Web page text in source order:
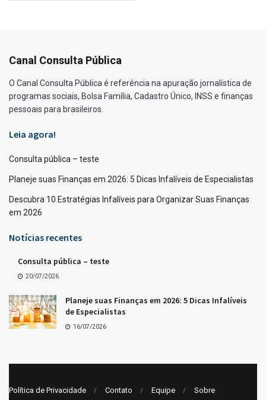
Canal Consulta Pública
O Canal Consulta Pública é referência na apuração jornalística de
programas sociais, Bolsa Família, Cadastro Único, INSS e finanças
pessoais para brasileiros.
Leia agora!
Consulta pública – teste
Planeje suas Finanças em 2026: 5 Dicas Infalíveis de Especialistas
Descubra 10 Estratégias Infalíveis para Organizar Suas Finanças
em 2026
Notícias recentes
Consulta pública – teste
20/07/2026
Planeje suas Finanças em 2026: 5 Dicas Infalíveis
de Especialistas
16/07/2026
Política de Privacidade Contato Equipe Sobre